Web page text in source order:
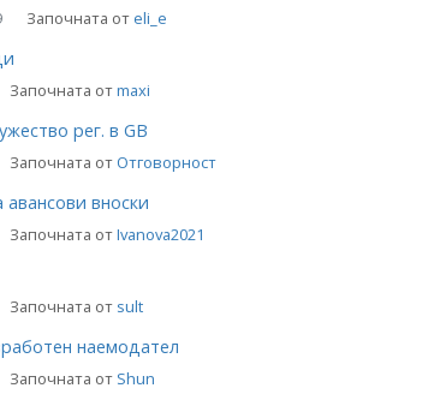
Започната отeli_e
Започната отmaxi
рег. в GB
Започната отОтговорност
вноски
Започната отIvanova2021
Започната от sult
наемодател
Започната от Shun